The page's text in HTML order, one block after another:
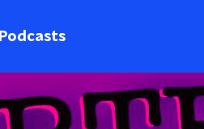
Podcasts